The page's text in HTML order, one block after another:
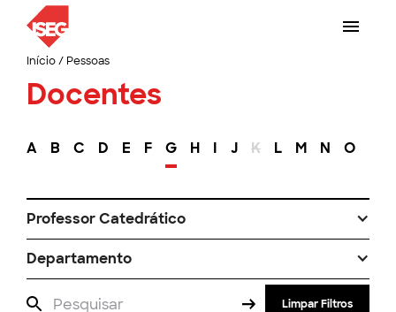
Início/ Pessoas
Docentes
A B C D E F G H I J K L M N O
Professor Catedrático
Departamento
Limpar Filtros